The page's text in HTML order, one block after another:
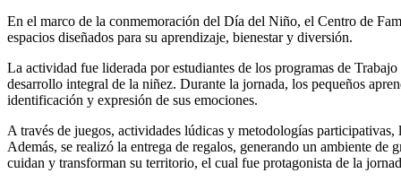
En el marco de la conmemoración del Día del Niño, el Centro de
espacios diseñados para su aprendizaje, bienestar y diversión.
La actividad fue liderada por estudiantes de los programas de
desarrollo integral de la niñez. Durante la jornada, los pequeños
identificación y expresión de sus emociones.
A través de juegos, actividades lúdicas y metodologías
Además, se realizó la entrega de regalos, generando un ambiente
cuidan y transforman su territorio, el cual fue protagonista de la